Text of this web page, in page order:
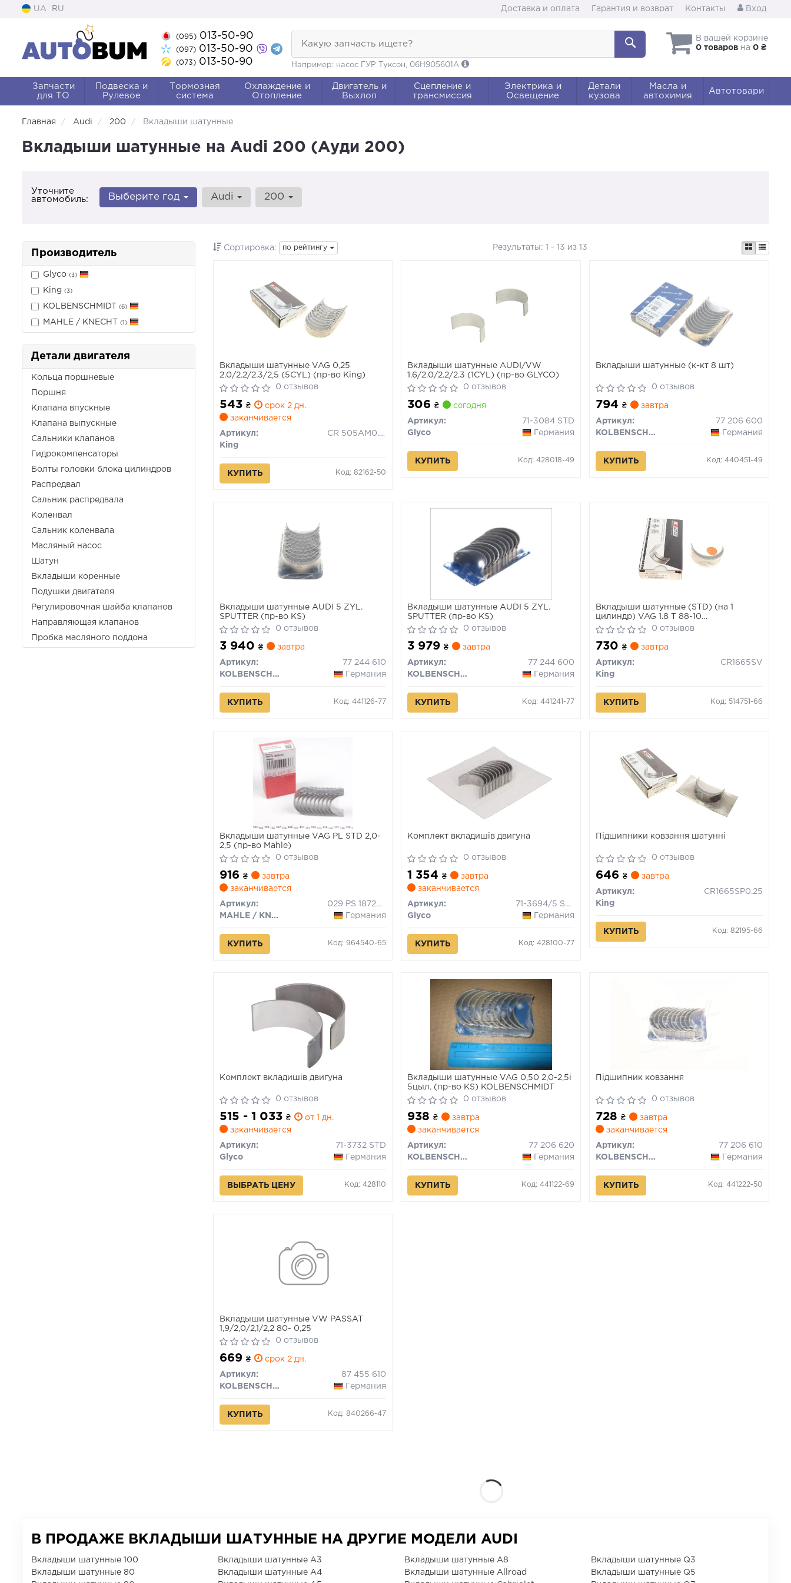
UA RU Доставка и оплата Гарантия и возврат Контакты Вход
(095)013-50-90
(097)013-50-90
(073)013-50-90
В вашей корзине
0 товаров на 0 ₴
Какую запчасть ищете?
Например: насос ГУР Туксон, 06H905601A
Запчасти
для ТО
Подвеска и
Рулевое
Тормозная
система
Охлаждение и
Отопление
Двигатель и
Выхлоп
Сцепление и
трансмиссия
Электрика и
Освещение
Детали
кузова
Масла и
автохимия
Автотовари
Главная Audi 200 Вкладыши шатунные
Вкладыши шатунные на Audi 200 (Ауди 200)
Уточните
автомобиль:
Выберите год Audi 200
Производитель
Glyco (3)
King (3)
KOLBENSCHMIDT (6)
MAHLE / KNECHT (1)
Детали двигателя
Кольца поршневые
Поршня
Клапана впускные
Клапана выпускные
Сальники клапанов
Гидрокомпенсаторы
Болты головки блока цилиндров
Распредвал
Сальник распредвала
Коленвал
Сальник коленвала
Масляный насос
Шатун
Вкладыши коренные
Подушки двигателя
Регулировочная шайба клапанов
Направляющая клапанов
Пробка масляного поддона
Сортировка: по рейтингу Результаты: 1 - 13 из 13
Вкладыши шатунные VAG 0,25
2.0/2.2/2.3/2,5 (5CYL) (пр-во King)
0 отзывов
543 ₴
срок 2 дн.
заканчивается
Артикул:
CR 505AM0.25
King
КУПИТЬ Код: 82162-50
Вкладыши шатунные AUDI/VW
1.6/2.0/2.2/2.3 (1CYL) (пр-во GLYCO)
0 отзывов
306₴ сегодня
Артикул:
71-3084 STD
Glyco
Германия
КУПИТЬ Код: 428018-49
Вкладыши шатунные (к-кт 8 шт)
0 отзывов
794₴ завтра
Артикул:
77 206 600
KOLBENSCHMIDT
Германия
КУПИТЬ Код: 440451-49
Вкладыши шатунные AUDI 5 ZYL.
SPUTTER (пр-во KS)
0 отзывов
3 940 ₴ завтра
Артикул:
77 244 610
KOLBENSCHMIDT
Германия
КУПИТЬ Код: 441126-77
Вкладыши шатунные AUDI 5 ZYL.
SPUTTER (пр-во KS)
0 отзывов
3 979₴ завтра
Артикул:
77 244 600
KOLBENSCHMIDT
Германия
КУПИТЬ Код: 441241-77
Вкладыши шатунные (STD) (на 1
цилиндр) VAG 1.8 T 88-10
(AEB/AGU/AJQ/AMK...)
0 отзывов
730₴ завтра
Артикул:
CR1665SV
King
КУПИТЬ Код: 514751-66
Вкладыши шатунные VAG PL STD 2,0-
2,5 (пр-во Mahle)
0 отзывов
916 ₴
завтра
заканчивается
Артикул:
029 PS 18723 000
MAHLE / KNECHT
Германия
КУПИТЬ Код: 964540-65
Комплект вкладишів двигуна
0 отзывов
1 354₴
завтра
заканчивается
Артикул:
71-3694/5 STD
Glyco
Германия
КУПИТЬ Код: 428100-77
Підшипники ковзання шатунні
0 отзывов
646₴ завтра
Артикул:
CR1665SP0.25
King
КУПИТЬ Код: 82195-66
Комплект вкладишів двигуна
0 отзывов
515 - 1 033 ₴
от 1 дн.
заканчивается
Артикул:
71-3732 STD
Glyco
Германия
ВЫБРАТЬ ЦЕНУ Код: 428110
Вкладыши шатунные VAG 0,50 2,0-2,5i
5цыл. (пр-во KS) KOLBENSCHMIDT
0 отзывов
938₴
завтра
заканчивается
Артикул:
77 206 620
KOLBENSCHMIDT
Германия
КУПИТЬ Код: 441122-69
Підшипник ковзання
0 отзывов
728₴
завтра
заканчивается
Артикул:
77 206 610
KOLBENSCHMIDT
Германия
КУПИТЬ Код: 441222-50
Вкладыши шатунные VW PASSAT
1,9/2,0/2,1/2,2 80- 0,25
0 отзывов
669 ₴ срок 2 дн.
Артикул:
87 455 610
KOLBENSCHMIDT
Германия
КУПИТЬ Код: 840266-47
В ПРОДАЖЕ ВКЛАДЫШИ ШАТУННЫЕ НА ДРУГИЕ МОДЕЛИ AUDI
Вкладыши шатунные 100
Вкладыши шатунные 80
Вкладыши шатунные A3
Вкладыши шатунные A4
Вкладыши шатунные A8
Вкладыши шатунные Allroad
Вкладыши шатунные Q3
Вкладыши шатунные Q5